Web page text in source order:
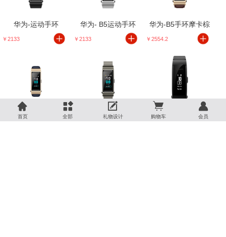
华为-运动手环
￥2133
华为- B5运动手环
￥2133
华为-B5手环摩卡棕
￥2554.2
华为-智能手环静谧蓝 华为-智能手环金太灰 华为-B3智能手环青春版

首页

全部

礼物设计

购物车

会员